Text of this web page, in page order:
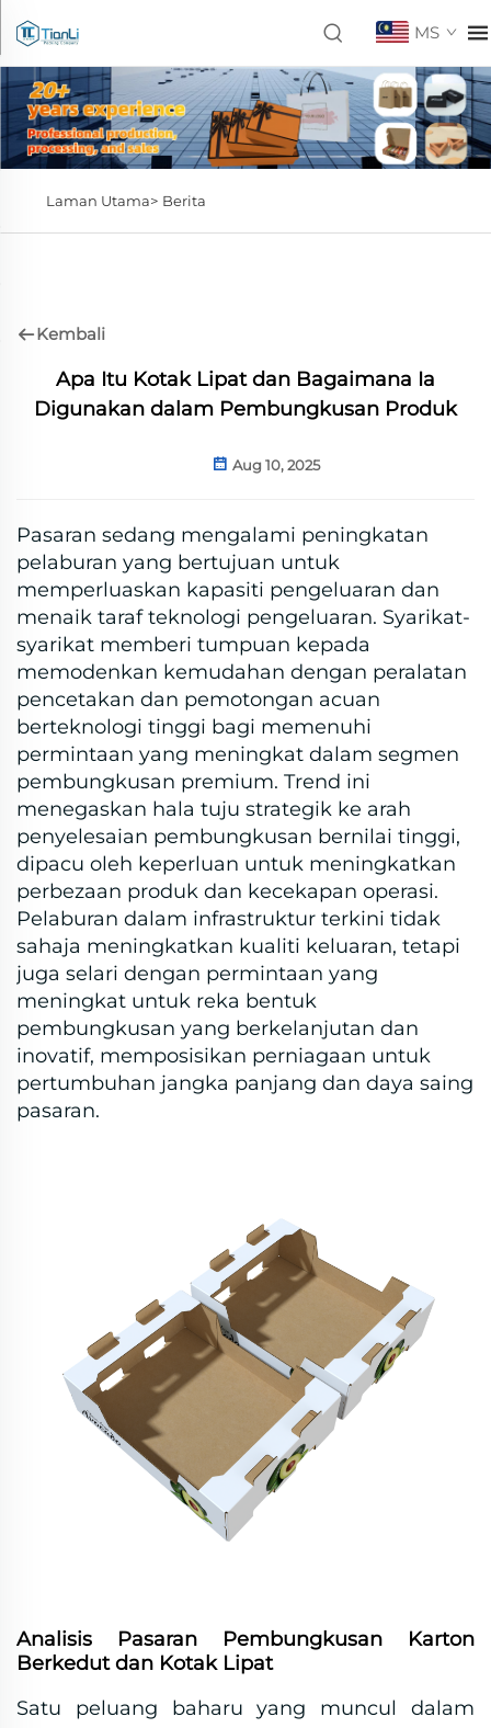
MS
Laman Utama> Berita
Kembali
Apa Itu Kotak Lipat dan Bagaimana Ia
Digunakan dalam Pembungkusan Produk
Aug 10, 2025
Pasaran sedang mengalami peningkatan
pelaburan yang bertujuan untuk
memperluaskan kapasiti pengeluaran dan
menaik taraf teknologi pengeluaran. Syarikat-
syarikat memberi tumpuan kepada
memodenkan kemudahan dengan peralatan
pencetakan dan pemotongan acuan
berteknologi tinggi bagi memenuhi
permintaan yang meningkat dalam segmen
pembungkusan premium. Trend ini
menegaskan hala tuju strategik ke arah
penyelesaian pembungkusan bernilai tinggi,
dipacu oleh keperluan untuk meningkatkan
perbezaan produk dan kecekapan operasi.
Pelaburan dalam infrastruktur terkini tidak
sahaja meningkatkan kualiti keluaran, tetapi
juga selari dengan permintaan yang
meningkat untuk reka bentuk
pembungkusan yang berkelanjutan dan
inovatif, memposisikan perniagaan untuk
pertumbuhan jangka panjang dan daya saing
pasaran.
Analisis Pasaran Pembungkusan Karton
Berkedut dan Kotak Lipat
Satu peluang baharu yang muncul dalam